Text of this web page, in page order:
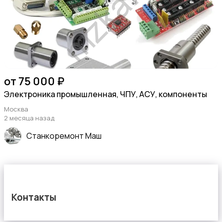
от 75 000 ₽
Электроника промышленная, ЧПУ, АСУ, компоненты
Москва
2 месяца назад
Станкоремонт Маш
Контакты